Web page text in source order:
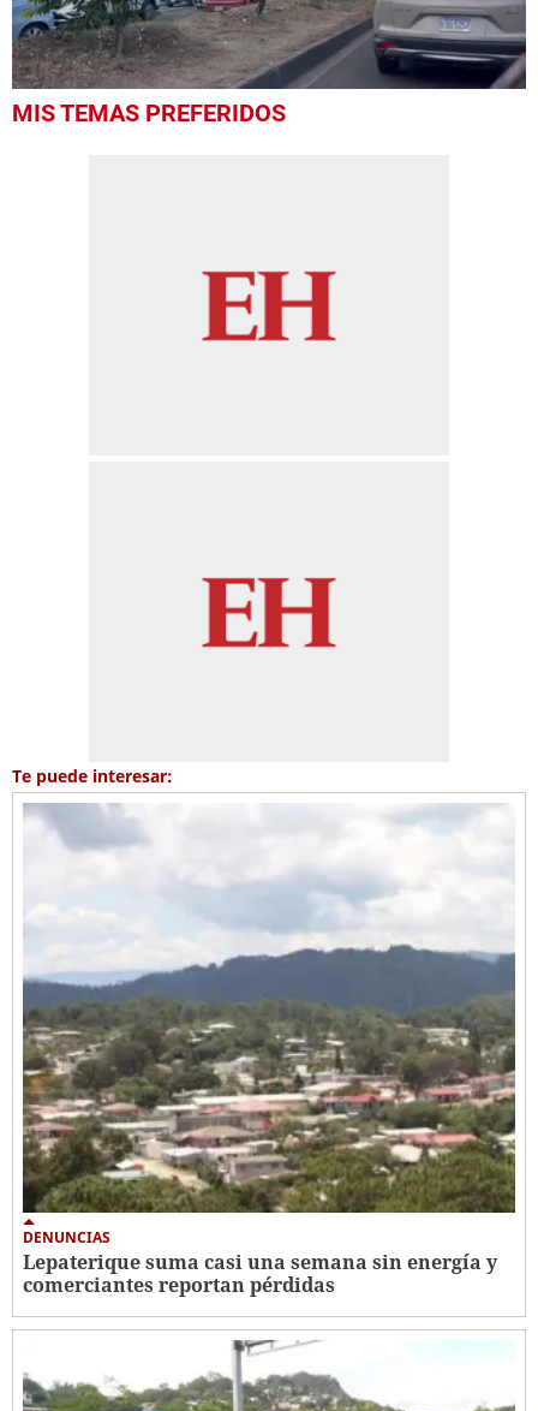
seconds
MIS TEMAS PREFERIDOS
Te puede interesar:
DENUNCIAS
Lepaterique suma casi una semana sin energía y
comerciantes reportan pérdidas